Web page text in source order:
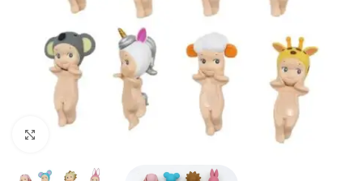
Haga clic para ampliar